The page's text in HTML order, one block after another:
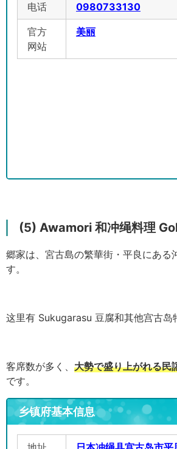
电话 0980733130
官方
网站
美丽
(5) Awamori 和冲绳料理
郷家は、宮古島の繁華街・平良にある
す。
这里有 Sukugarasu 豆腐和其他宫古岛
客席数が多く、 大勢で盛り上がれる民
です。
乡镇府基本信息